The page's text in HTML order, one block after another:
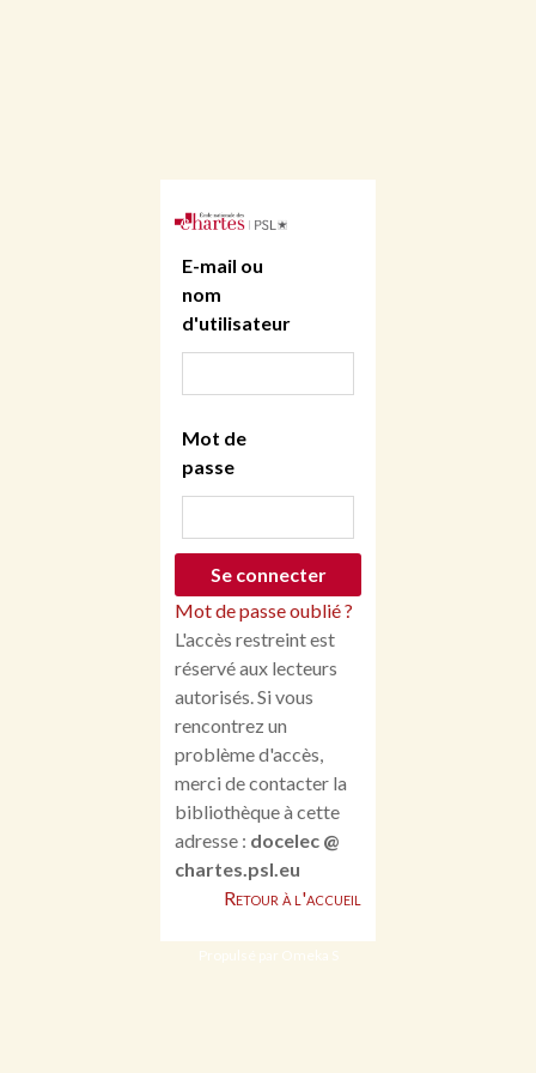
E-mail ou
nom
d'utilisateur
Mot de
passe
Mot de passe oublié ?
L'accès restreint est
réservé aux lecteurs
autorisés. Si vous
rencontrez un
problème d'accès,
merci de contacter la
bibliothèque à cette
adresse : docelec @
chartes.psl.eu
Retour à l'accueil
Propulsé par Omeka S